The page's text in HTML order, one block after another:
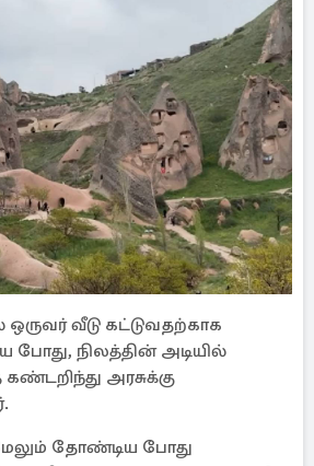
வீடு கட்டுவதற்காக
நிலத்தின் அடியில்
அரசுக்கு
தோண்டிய போது